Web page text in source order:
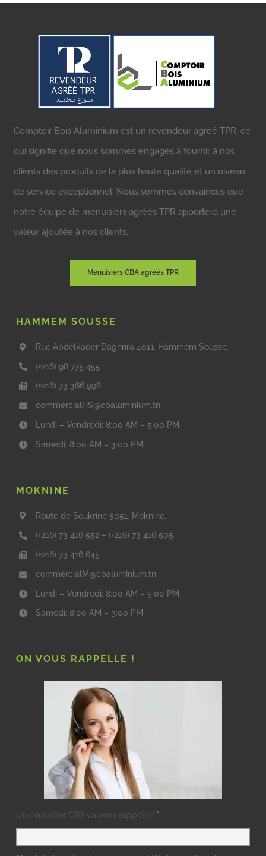
Comptoir Bois Aluminium est un revendeur agréé TPR, ce
qui signifie que nous sommes engagés à fournir à nos
clients des produits de la plus haute qualité et un niveau
de service exceptionnel. Nous sommes convaincus que
notre équipe de menuisiers agréés TPR apportera une
valeur ajoutée à nos clients.
Menuisiers CBA agréés TPR
HAMMEM SOUSSE
Rue Abdelkader Daghrira 4011, Hammem Sousse.
(+216) 98 775 455
(+216) 73 366 998
commercialHS@cbaluminium.tn
Lundi – Vendredi: 8:00 AM – 5:00 PM
Samedi: 8:00 AM – 3:00 PM
MOKNINE
Route de Soukrine 5051, Moknine.
(+216) 73 416 552 – (+216) 73 416 505
(+216) 73 416 645
commercialM@cbaluminium.tn
Lundi – Vendredi: 8:00 AM – 5:00 PM
Samedi: 8:00 AM – 3:00 PM
ON VOUS RAPPELLE !
Un conseiller CBA va vous rappeler! *